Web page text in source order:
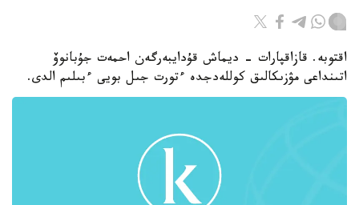
اقتوبە. قازاقپارات - ديماش قۇدايبەرگەن احمەت جۇبانوۆ
اتىنداعى مۋزىكالىق كوللەدجدە ءتورت جىل بويى ءبىلىم الدى.